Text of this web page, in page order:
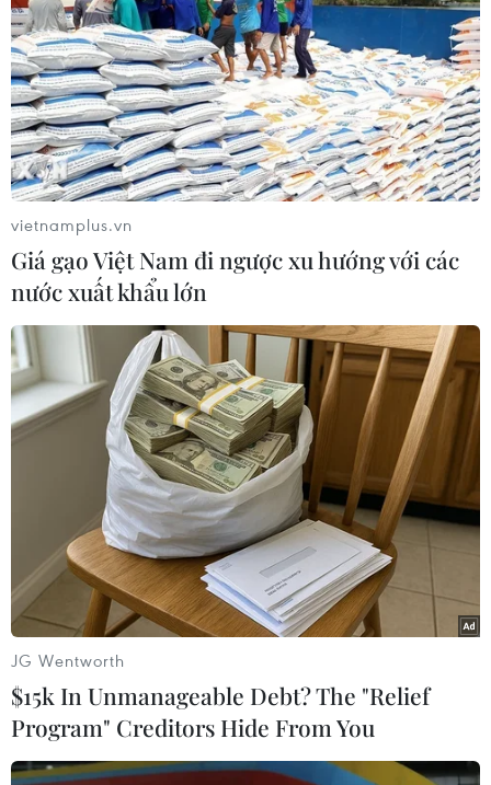
(TTXVN/Vietnam+)
#tái cơ cấu #Samsung #lao động Mỹ Mỹ
Theo dõi VietnamPlus
TIN LIÊN QUAN
vietnamplus.vn
Giá gạo Việt Nam đi ngược xu hướng với các
nước xuất khẩu lớn
JG Wentworth
$15k In Unmanageable Debt? The "Relief
Program" Creditors Hide From You